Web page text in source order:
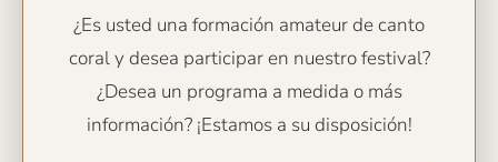
¿Es usted una formación amateur de canto
coral y desea participar en nuestro festival?
¿Desea un programa a medida o más
información? ¡Estamos a su disposición!